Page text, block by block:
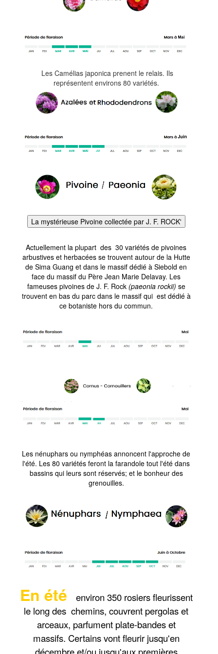
Les Camélias japonica prenent le relais. Ils
représentent environs 80 variétés.
La mystérieuse Pivoine collectée par J. F. ROCK'
Actuellement la plupart des 30 variétés de pivoines
arbustives et herbacées se trouvent autour de la Hutte
de Sima Guang et dans le massif dédié à Siebold en
face du massif du Père Jean Marie Delavay. Les
fameuses pivoines de J. F. Rock(paeonia rockii) se
trouvent en bas du parc dans le massif qui est dédié à
ce botaniste hors du commun.
Les nénuphars ou nymphéas annoncent l'approche de
l'été. Les 80 variétés feront la farandole tout l'été dans
bassins qui leurs sont réservés; et le bonheur des
grenouilles.
En été
environ 350 rosiers fleurissent
le long des chemins, couvrent pergolas et
arceaux, parfument plate-bandes et
massifs. Certains vont fleurir jusqu'en